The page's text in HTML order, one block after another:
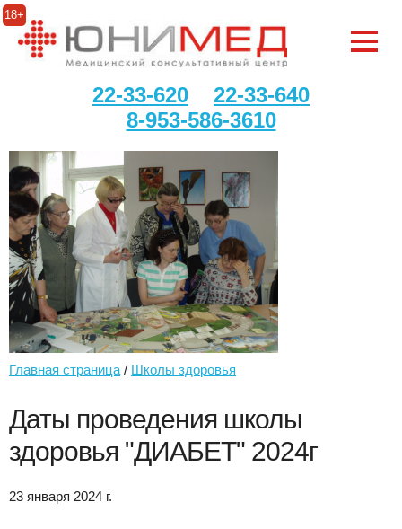
18+
22-33-620
22-33-640
8-953-586-3610
Главная страница / Школы здоровья
Даты проведения школы
здоровья "ДИАБЕТ" 2024г
23 января 2024 г.